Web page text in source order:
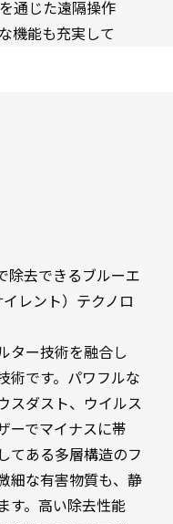
通じた遠隔操作
機能も充実して
除去できるブルーエ
イレント）テクノロ
ター技術を融合し
術です。パワフルな
スダスト、ウイルス
ーでマイナスに帯
てある多層構造のフ
細な有害物質も、静
す。高い除去性能